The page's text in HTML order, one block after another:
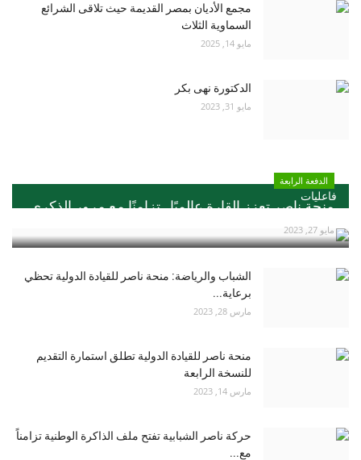
مجمع الأديان بمصر القديمة حيث تلاقى الشرائع
السماوية الثلاث
مايو 14, 2025
الدكتورة نهى بكر
مايو 31, 2023
فاعليات
الدفعة الرابعة
منحة ناصر تعزز القارة عالميًا ..تزامنًا مع مرور الذكري...
مايو 27, 2023
الشباب والرياضة: منحة ناصر للقيادة الدولية تحظي
برعاية...
مارس 28, 2023
منحة ناصر للقيادة الدولية تطلق استمارة التقديم
للنسخة الرابعة
مارس 14, 2023
حركة ناصر الشبابية تفتح ملف الذاكرة الوطنية تزامناً
مع...